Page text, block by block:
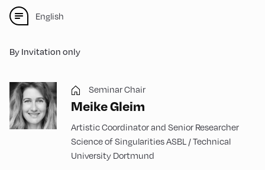
English
By Invitation only
Seminar Chair
Meike Gleim
Artistic Coordinator and Senior Researcher
Science of Singularities ASBL / Technical
University Dortmund